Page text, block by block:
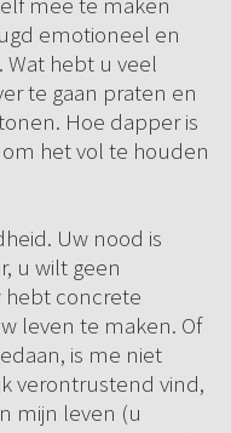
emotioneel en
hebt u veel
te gaan praten en
Hoe dapper is
het vol te houden
Uw nood is
u wilt geen
concrete
leven te maken. Of
is me niet
verontrustend vind,
mijn leven (u